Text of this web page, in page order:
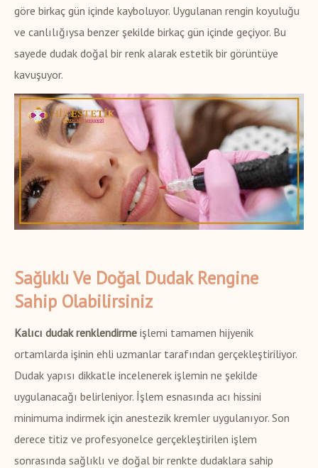
göre birkaç gün içinde kayboluyor. Uygulanan rengin koyuluğu
ve canlılığıysa benzer şekilde birkaç gün içinde geçiyor. Bu
sayede dudak doğal bir renk alarak estetik bir görüntüye
kavuşuyor.
Sağlıklı Ve Doğal Dudak Rengine
Sahip Olabilirsiniz
Kalıcı dudak renklendirme işlemi tamamen hijyenik
ortamlarda işinin ehli uzmanlar tarafından gerçekleştiriliyor.
Dudak yapısı dikkatle incelenerek işlemin ne şekilde
uygulanacağı belirleniyor. İşlem esnasında acı hissini
minimuma indirmek için anestezik kremler uygulanıyor. Son
derece titiz ve profesyonelce gerçekleştirilen işlem
sonrasında sağlıklı ve doğal bir renkte dudaklara sahip